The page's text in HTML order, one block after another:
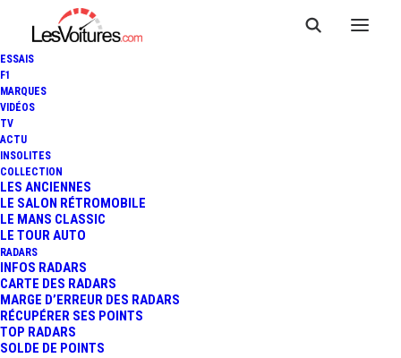
ESSAIS
F1
MARQUES
VIDÉOS
TV
ACTU
INSOLITES
COLLECTION
LES ANCIENNES
LE SALON RÉTROMOBILE
LE MANS CLASSIC
LE TOUR AUTO
RADARS
INFOS RADARS
CARTE DES RADARS
MARGE D’ERREUR DES RADARS
RÉCUPÉRER SES POINTS
TOP RADARS
SOLDE DE POINTS
18 février 2014